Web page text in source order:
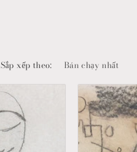
u
Sắp xếp theo: